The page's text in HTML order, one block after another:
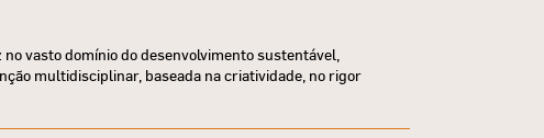
vasto domínio do desenvolvimento sustentável,
multidisciplinar, baseada na criatividade, no rigor